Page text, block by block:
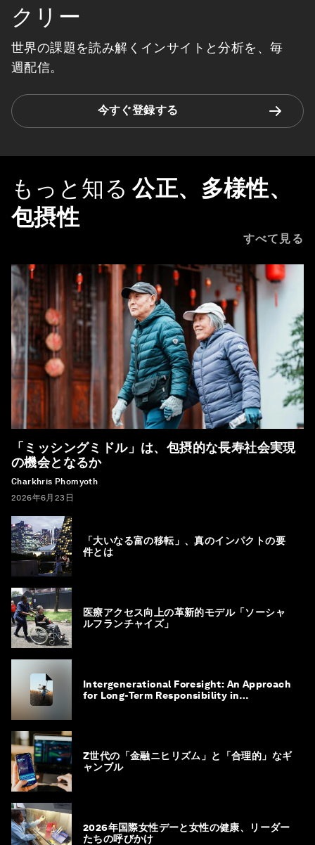
クリー
世界の課題を読み解くインサイトと分析を、毎
週配信。
今すぐ登録する
もっと知る 公正、多様性、
包摂性
すべて見る
「ミッシングミドル」は、包摂的な長寿社会実現
の機会となるか
Charkhris Phomyoth
2026年6月23日
「大いなる富の移転」、真のインパクトの要
件とは
医療アクセス向上の革新的モデル「ソーシャ
ルフランチャイズ」
Intergenerational Foresight: An Approach
for Long-Term Responsibility in
Z世代の「金融ニヒリズム」と「合理的」なギ
ャンブル
2026年国際女性デーと女性の健康、リーダー
たちの呼びかけ